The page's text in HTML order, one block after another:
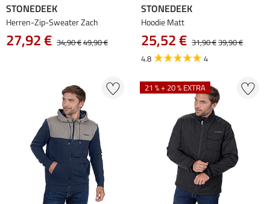
STONEDEEK
Herren-Zip-Sweater Zach
27,92 € 34,90 €49,90 €
STONEDEEK
Hoodie Matt
25,52 € 31,90 €39,90 €
4.8
4
21 % + 20 % EXTRA